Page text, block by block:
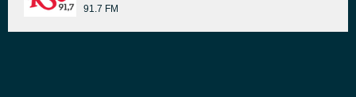
91.7 FM